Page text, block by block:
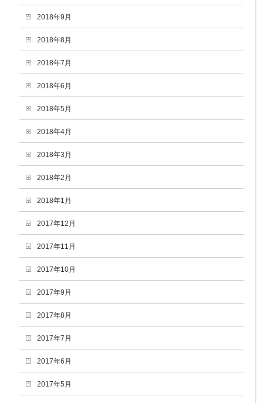
2018年9月
2018年8月
2018年7月
2018年6月
2018年5月
2018年4月
2018年3月
2018年2月
2018年1月
2017年12月
2017年11月
2017年10月
2017年9月
2017年8月
2017年7月
2017年6月
2017年5月